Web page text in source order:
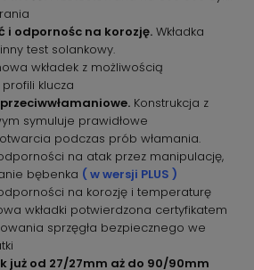
i odpornośc na korozję. Wkładka
test solankowy.
wkładek z możliwością
klucza
Konstrukcja z
symuluje prawidłowe
podczas prób włamania.
na atak przez manipulację,
bębenka ( w wersji PLUS )
na korozję i temperaturę
wkładki potwierdzona certyfikatem
sprzęgła bezpiecznego we
już od 27/27mm aż do 90/90mm